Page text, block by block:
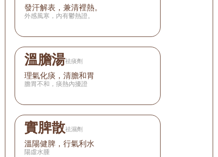
發汗解表，兼清裡熱。
外感風寒，內有鬱熱證。
溫膽湯祛痰劑
理氣化痰，清膽和胃
膽胃不和，痰熱內擾證
實脾散祛濕劑
溫陽健脾，行氣利水
陽虛水腫